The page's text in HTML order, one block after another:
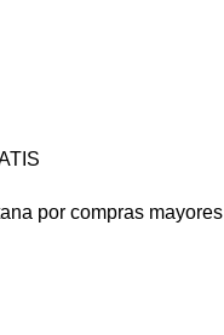
por compras mayores